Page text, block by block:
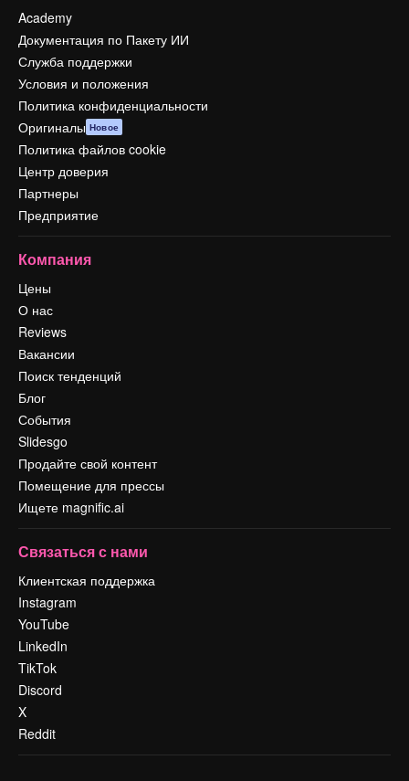
Academy
Документация по Пакету ИИ
Служба поддержки
Условия и положения
Политика конфиденциальности
Оригиналы Новое
Политика файлов cookie
Центр доверия
Партнеры
Предприятие
Компания
Цены
О нас
Reviews
Вакансии
Поиск тенденций
Блог
События
Slidesgo
Продайте свой контент
Помещение для прессы
Ищете magnific.ai
Связаться с нами
Клиентская поддержка
Instagram
YouTube
LinkedIn
TikTok
Discord
X
Reddit